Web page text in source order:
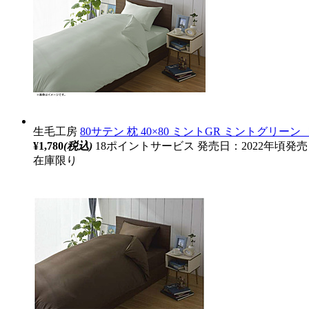
生毛工房 80サテン 枕 40×80 ミントGR ミントグリーン
¥1,780(税込) 18ポイントサービス 発売日：2022年頃発売
在庫限り